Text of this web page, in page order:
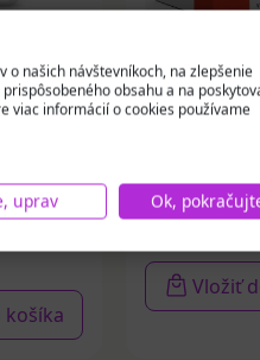
g
košíka
TOTO
Probio
12,30 €
Na
Vložiť
o našich návštevníkoch, na zlepšenie
obsahu a na
viac informácií o cookies používame
uprav Ok,